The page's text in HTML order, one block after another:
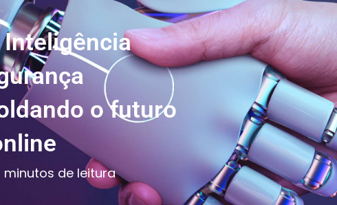
o futuro
minutos de leitura